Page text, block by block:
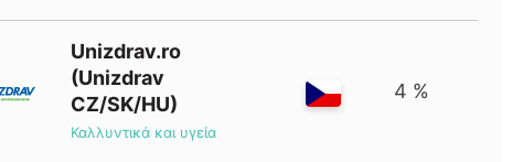
Unizdrav.ro
(Unizdrav
CZ/SK/HU)
Καλλυντικά και υγεία
4 %